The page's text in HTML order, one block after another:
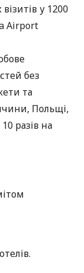
у 1200
Airport
без
та
Польщі,
разів на